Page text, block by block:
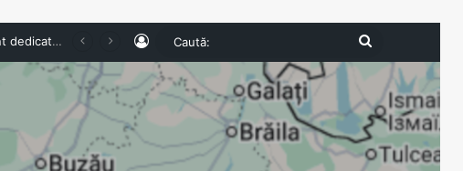
107 ani de la intrarea Armatei Române în Budapesta, comemorați printr-un eveniment dedicat eroilor Marii Uniri Log In Caută: